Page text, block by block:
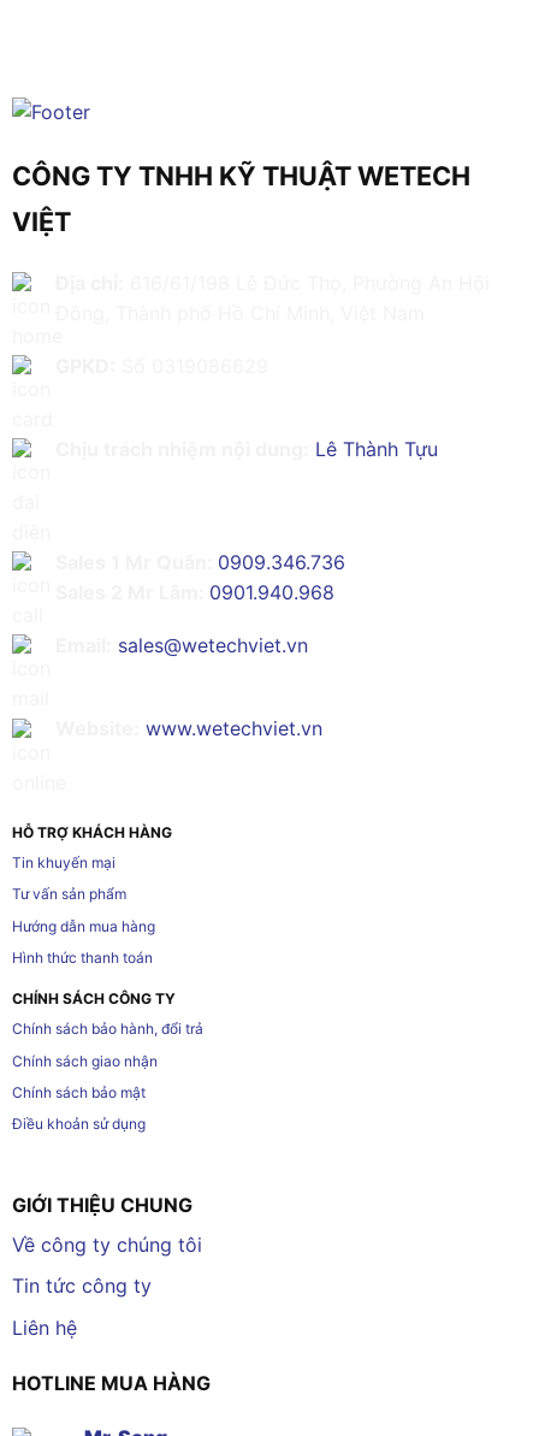
CÔNG TY TNHH KỸ THUẬT WETECH
VIỆT
Lê Thành Tựu
0909.346.736
0901.940.968
sales@wetechviet.vn
www.wetechviet.vn
HỖ TRỢ KHÁCH HÀNG
Tin khuyến mại
Tư vấn sản phẩm
Hướng dẫn mua hàng
Hình thức thanh toán
CHÍNH SÁCH CÔNG TY
Chính sách bảo hành, đổi trả
Chính sách giao nhận
Chính sách bảo mật
Điều khoản sử dụng
GIỚI THIỆU CHUNG
Về công ty chúng tôi
Tin tức công ty
Liên hệ
HOTLINE MUA HÀNG